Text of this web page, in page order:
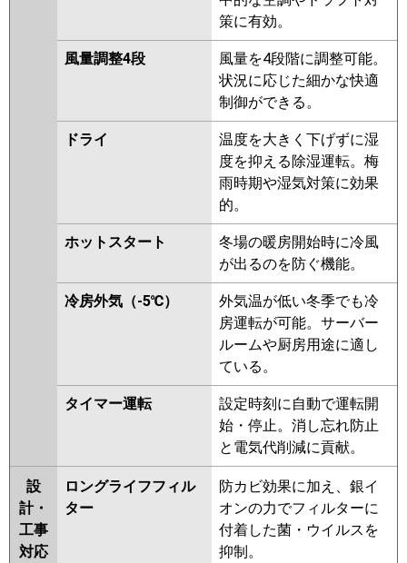
策に有効。
風量調整4段
風量を4段階に調整可能。
状況に応じた細かな快適
制御ができる。
ドライ
温度を大きく下げずに湿
度を抑える除湿運転。梅
雨時期や湿気対策に効果
的。
ホットスタート
冬場の暖房開始時に冷風
が出るのを防ぐ機能。
冷房外気（-5℃）
外気温が低い冬季でも冷
房運転が可能。サーバー
ルームや厨房用途に適し
ている。
タイマー運転
設定時刻に自動で運転開
始・停止。消し忘れ防止
と電気代削減に貢献。
設
計・
工事
対応
ロングライフフィル
ター
防カビ効果に加え、銀イ
オンの力でフィルターに
付着した菌・ウイルスを
抑制。